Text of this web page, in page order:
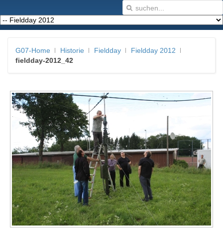
G07-Home Historie Fieldday
Fieldday 2012
fieldday-2012_42